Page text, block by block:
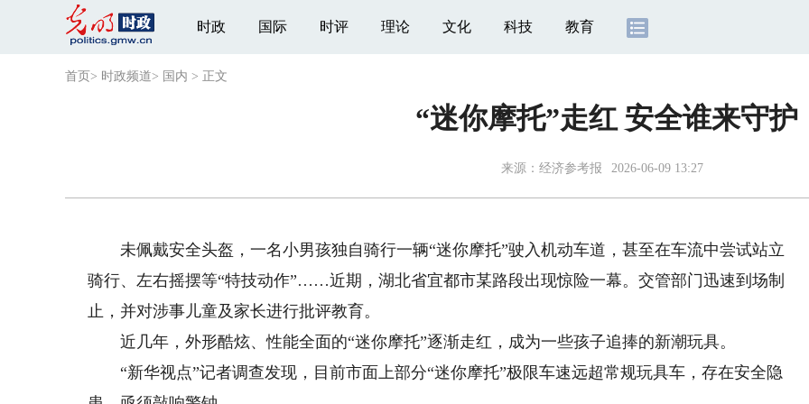
时政 国际 时评 理论 文化 科技 教育
首页 > 时政频道> 国内 > 正文
“迷你摩托”走红 安全谁来守护
来源： 经济参考报 2026-06-09 13:27
未佩戴安全头盔，一名小男孩独自骑行一辆“迷你摩托”驶入机动车道，甚至在车流中尝试站立
骑行、左右摇摆等“特技动作”……近期，湖北省宜都市某路段出现惊险一幕。交管部门迅速到场制
止，并对涉事儿童及家长进行批评教育。
近几年，外形酷炫、性能全面的“迷你摩托”逐渐走红，成为一些孩子追捧的新潮玩具。
“新华视点”记者调查发现，目前市面上部分“迷你摩托”极限车速远超常规玩具车，存在安全隐